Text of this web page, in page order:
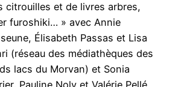
citrouilles et de livres arbres,
furoshiki… » avec Annie
Élisabeth Passas et Lisa
(réseau des médiathèques des
lacs du Morvan) et Sonia